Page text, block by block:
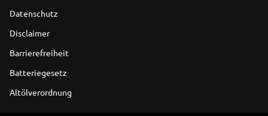
Datenschutz
Disclaimer
Barrierefreiheit
Batteriegesetz
Altölverordnung